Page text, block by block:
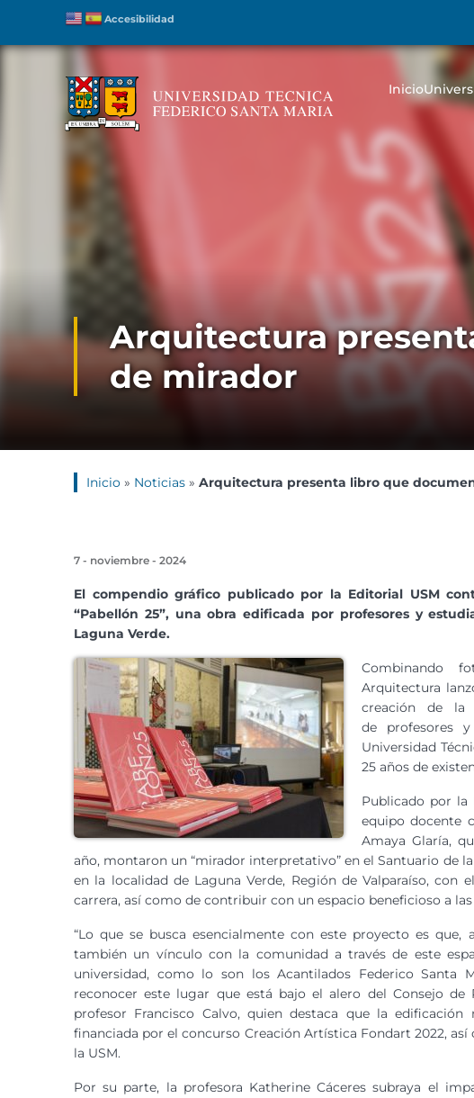
Accesibilidad
Inicio
Arquitectura
de mirador
Inicio » Noticias » Arquitectura presenta libro que
7 - noviembre - 2024
El compendio gráfico publicado por la Editorial USM
“Pabellón 25”, una obra edificada por profesores y
Laguna Verde.
Combinando
Arquitectura
creación de la
de profesores
Universidad
25 años de
Publicado por la
equipo docente
Amaya Glaría,
año, montaron un “mirador interpretativo” en el Santuario de
en la localidad de Laguna Verde, Región de Valparaíso, con
carrera, así como de contribuir con un espacio beneficioso a
“Lo que se busca esencialmente con este proyecto es
también un vínculo con la comunidad a través de este
universidad, como lo son los Acantilados Federico
reconocer este lugar que está bajo el alero del Consejo de
profesor Francisco Calvo, quien destaca que la
financiada por el concurso Creación Artística Fondart 2022,
la USM.
Por su parte, la profesora Katherine Cáceres subraya el